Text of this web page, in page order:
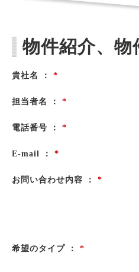
物件紹介、
貴社名 ： *
担当者名 ： *
電話番号 ： *
E-mail ： *
お問い合わせ内容 ： *
希望のタイプ ： *